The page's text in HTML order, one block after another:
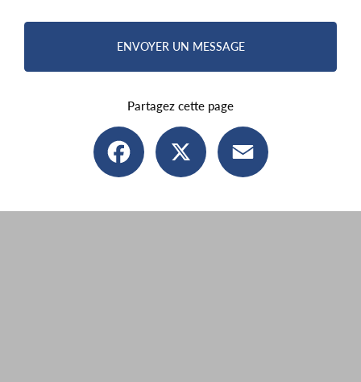
ENVOYER UN MESSAGE
Partagez cette page
Facebook